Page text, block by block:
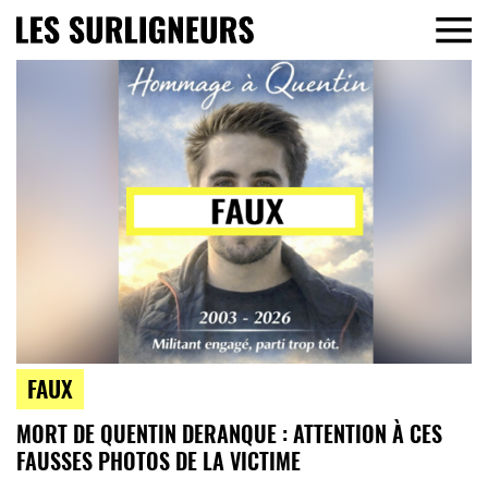
FAUX
MORT DE QUENTIN DERANQUE : ATTENTION À CES
FAUSSES PHOTOS DE LA VICTIME